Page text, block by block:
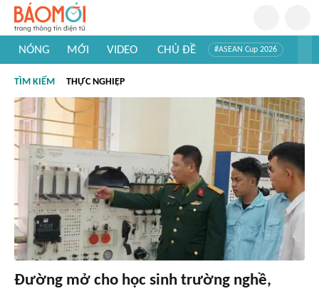
NÓNG MỚI VIDEO CHỦ ĐỀ #ASEAN Cup 2026
#Khám phá thế giới
TÌM KIẾM THỰC NGHIỆP
Đường mở cho học sinh trường nghề,